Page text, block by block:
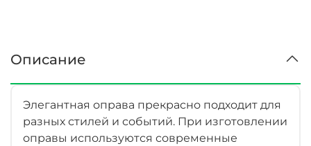
Описание
Элегантная оправа прекрасно подходит для
разных стилей и событий. При изготовлении
оправы используются современные